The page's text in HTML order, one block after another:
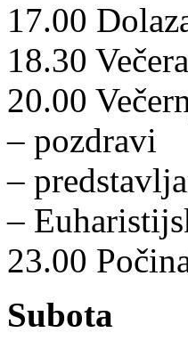
17.00
18.30 Večera
20.00
– pozdravi
–
–
23.00
Subota